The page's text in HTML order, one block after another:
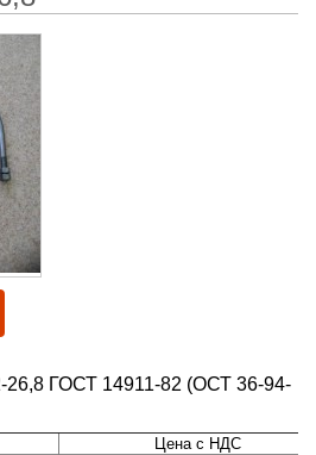
ГОСТ 14911-82 (ОСТ 36-94-
Цена с НДС